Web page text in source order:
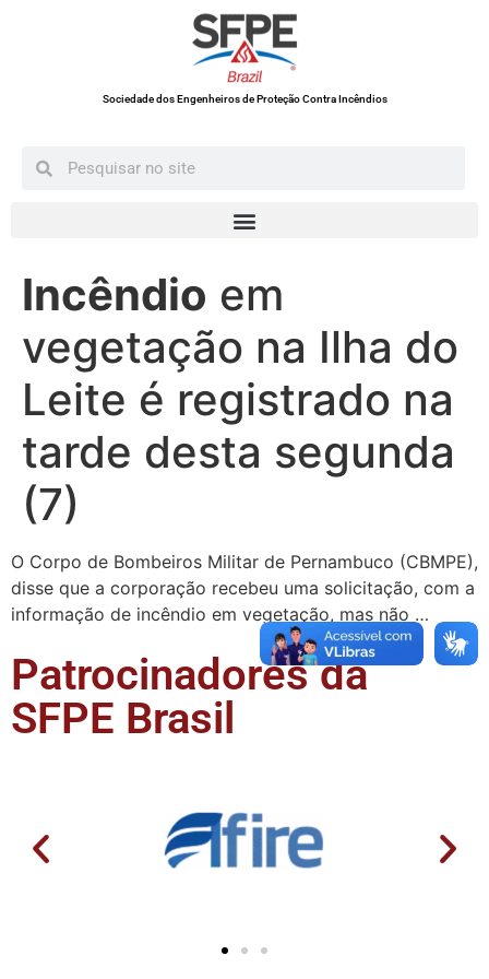
Sociedade dos Engenheiros de Proteção Contra Incêndios
Incêndio em
vegetação na Ilha do
Leite é registrado na
tarde desta segunda
(7)
O Corpo de Bombeiros Militar de Pernambuco (CBMPE),
disse que a corporação recebeu uma solicitação, com a
informação de incêndio em vegetação, mas não …
Patrocinadores da
SFPE Brasil